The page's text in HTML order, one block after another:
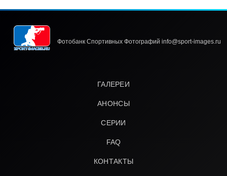
Фотобанк Спортивных Фотографий info@sport-images.ru
ГАЛЕРЕИ
АНОНСЫ
СЕРИИ
FAQ
КОНТАКТЫ